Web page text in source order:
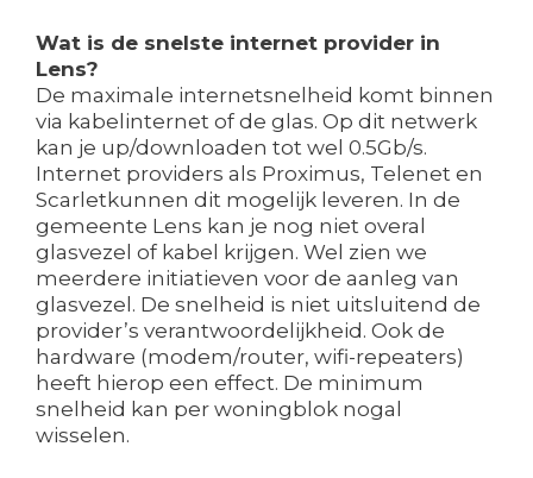
Wat is de snelste internet provider in
Lens?
De maximale internetsnelheid komt binnen
via kabelinternet of de glas. Op dit netwerk
kan je up/downloaden tot wel 0.5Gb/s.
Internet providers als Proximus, Telenet en
Scarletkunnen dit mogelijk leveren. In de
gemeente Lens kan je nog niet overal
glasvezel of kabel krijgen. Wel zien we
meerdere initiatieven voor de aanleg van
glasvezel. De snelheid is niet uitsluitend de
provider’s verantwoordelijkheid. Ook de
hardware (modem/router, wifi-repeaters)
heeft hierop een effect. De minimum
snelheid kan per woningblok nogal
wisselen.